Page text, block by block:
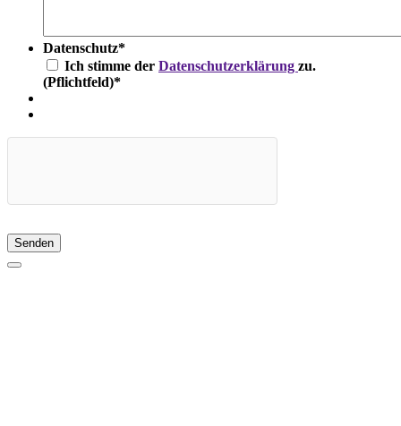
Datenschutz*
Ich stimme der Datenschutzerklärung zu.
(Pflichtfeld)*
Senden